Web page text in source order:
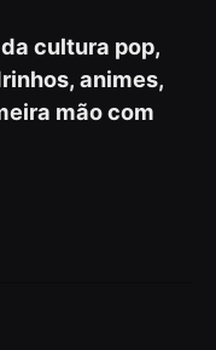
cultura pop,
animes,
mão com